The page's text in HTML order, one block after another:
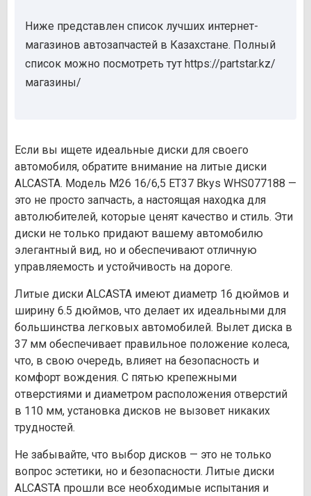
Ниже представлен список лучших интернет-
магазинов автозапчастей в Казахстане. Полный
список можно посмотреть тут https://partstar.kz/
магазины/
Если вы ищете идеальные диски для своего
автомобиля, обратите внимание на литые диски
ALCASTA. Модель M26 16/6,5 ET37 Bkys WHS077188 —
это не просто запчасть, а настоящая находка для
автолюбителей, которые ценят качество и стиль. Эти
диски не только придают вашему автомобилю
элегантный вид, но и обеспечивают отличную
управляемость и устойчивость на дороге.
Литые диски ALCASTA имеют диаметр 16 дюймов и
ширину 6.5 дюймов, что делает их идеальными для
большинства легковых автомобилей. Вылет диска в
37 мм обеспечивает правильное положение колеса,
что, в свою очередь, влияет на безопасность и
комфорт вождения. С пятью крепежными
отверстиями и диаметром расположения отверстий
в 110 мм, установка дисков не вызовет никаких
трудностей.
Не забывайте, что выбор дисков — это не только
вопрос эстетики, но и безопасности. Литые диски
ALCASTA прошли все необходимые испытания и